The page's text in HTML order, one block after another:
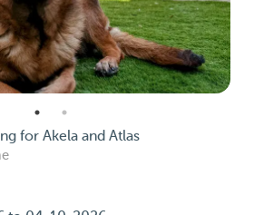
for Akela and Atlas